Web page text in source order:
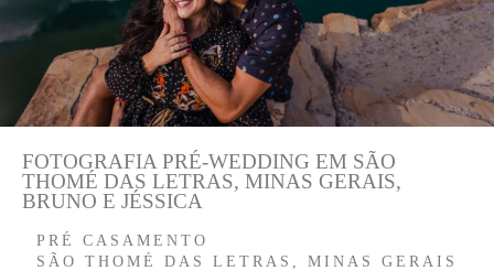
PRÉ CASAMENTO
SÃO THOMÉ DAS LETRAS, MINAS GERAIS
FOTOGRAFIA PRÉ-WEDDING EM SÃO
THOMÉ DAS LETRAS, MINAS GERAIS,
BRUNO E JÉSSICA